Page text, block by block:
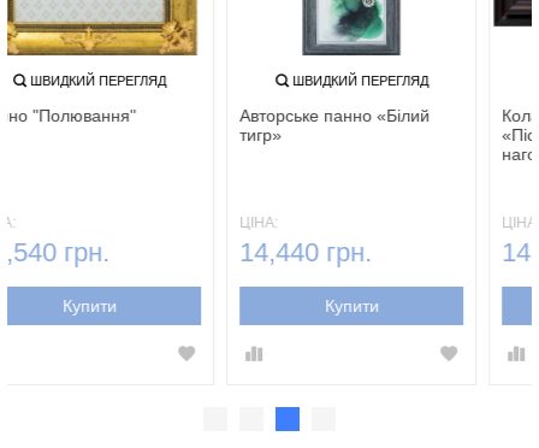
ШВИДКИЙ ПЕРЕГЛЯД
Панно "Полювання"
14,540 грн.
Купити
ШВИДКИЙ ПЕРЕГЛЯД
Авторське панно «Білий
14,440 грн.
Купити